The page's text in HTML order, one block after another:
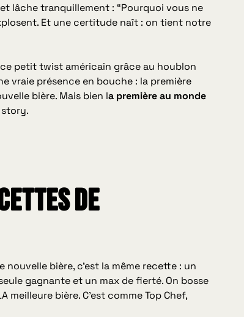
lâche tranquillement : “Pourquoi vous ne
Et une certitude naît : on tient notre
ce petit twist américain grâce au houblon
vraie présence en bouche : la première
bière. Mais bien la première au monde
story.
de
bière, c’est la même recette : un
gagnante et un max de fierté. On bosse
meilleure bière. C’est comme Top Chef,